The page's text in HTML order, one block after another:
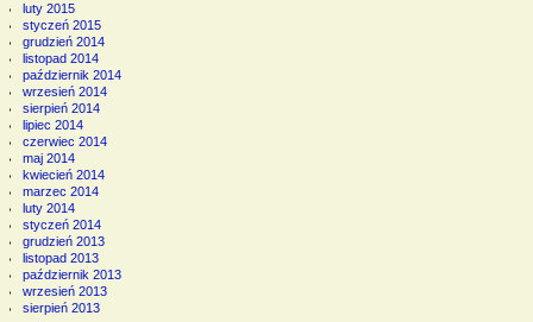
luty 2015
styczeń 2015
grudzień 2014
listopad 2014
październik 2014
wrzesień 2014
sierpień 2014
lipiec 2014
czerwiec 2014
maj 2014
kwiecień 2014
marzec 2014
luty 2014
styczeń 2014
grudzień 2013
listopad 2013
październik 2013
wrzesień 2013
sierpień 2013